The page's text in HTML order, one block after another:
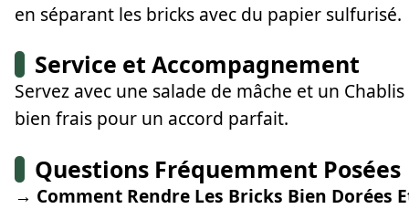
en séparant les bricks avec du papier sulfurisé.
Service et Accompagnement
Servez avec une salade de mâche et un Chablis
bien frais pour un accord parfait.
Questions Fréquemment Posées
→ Comment Rendre Les Bricks Bien Dorées